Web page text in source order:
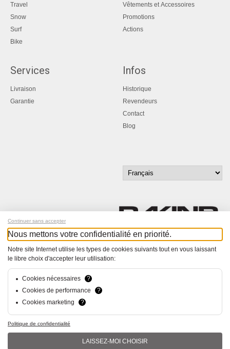
Travel
Snow
Surf
Bike
Vêtements et Accessoires
Promotions
Actions
Services
Livraison
Garantie
Infos
Historique
Revendeurs
Contact
Blog
© Bucher+Walt 2011-2026
Tous droits réservés - Informations non contractuelles
hsolutions.ch
Continuer sans accepter
Nous mettons votre confidentialité en priorité.
Notre site Internet utilise les types de cookies suivants tout en vous laissant
le libre choix d'accepter leur utilisation:
Cookies nécessaires
?
Cookies de performance
?
Cookies marketing
?
Politique de confidentialité
LAISSEZ-MOI CHOISIR